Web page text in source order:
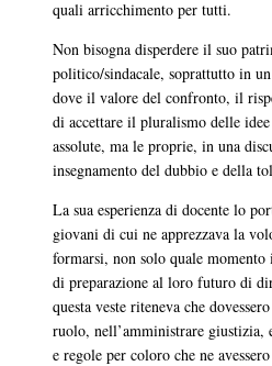
quali arricchimento per tutti.
Non bisogna disperdere il suo
politico/sindacale, soprattutto in
dove il valore del confronto, il
di accettare il pluralismo delle
assolute, ma le proprie, in una
insegnamento del dubbio e della
La sua esperienza di docente lo
giovani di cui ne apprezzava la
formarsi, non solo quale
di preparazione al loro futuro di
questa veste riteneva che
ruolo, nell’amministrare
e regole per coloro che ne